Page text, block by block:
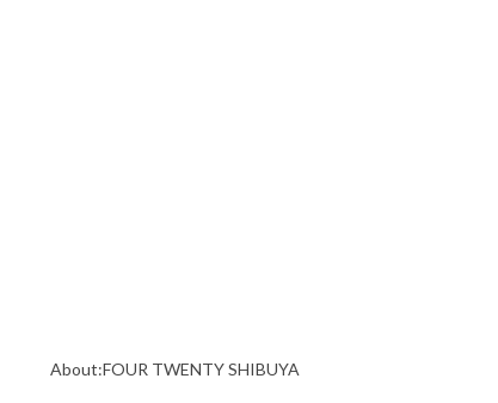
About:FOUR TWENTY SHIBUYA